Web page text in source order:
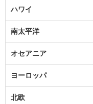
ハワイ
南太平洋
オセアニア
ヨーロッパ
北欧